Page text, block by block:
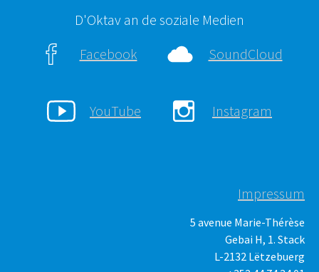
D'Oktav an de soziale Medien
Facebook
SoundCloud
YouTube Instagram
Impressum
5 avenue Marie-Thérèse
Gebai H, 1. Stack
L-2132 Lëtzebuerg